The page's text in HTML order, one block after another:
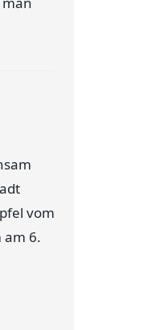
vom
am 6.